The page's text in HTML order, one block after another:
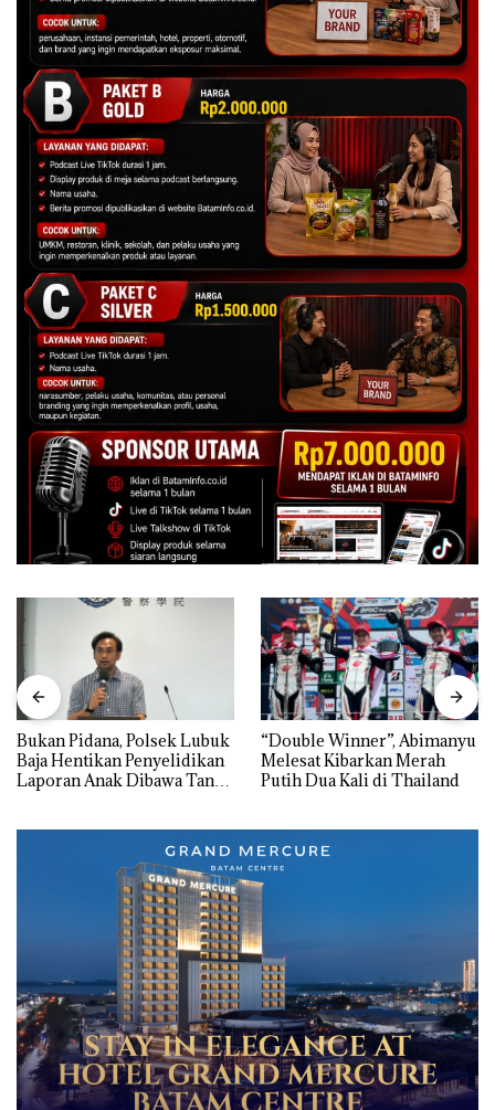
Bukan Pidana, Polsek Lubuk
Baja Hentikan Penyelidikan
Laporan Anak Dibawa Tanpa
“Double Winner”, Abimanyu
Melesat Kibarkan Merah
Putih Dua Kali di Thailand